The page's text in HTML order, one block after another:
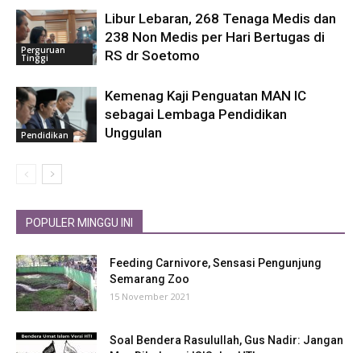
Perguruan
Tinggi
Libur Lebaran, 268 Tenaga Medis dan
238 Non Medis per Hari Bertugas di
RS dr Soetomo
Pendidikan
Kemenag Kaji Penguatan MAN IC
sebagai Lembaga Pendidikan
Unggulan
POPULER MINGGU INI
Feeding Carnivore, Sensasi Pengunjung
Semarang Zoo
15 November 2021
Soal Bendera Rasulullah, Gus Nadir: Jangan